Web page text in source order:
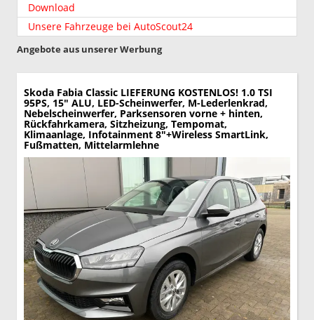
Download
Unsere Fahrzeuge bei AutoScout24
Angebote aus unserer Werbung
Skoda Fabia Classic LIEFERUNG KOSTENLOS! 1.0 TSI
95PS, 15" ALU, LED-Scheinwerfer, M-Lederlenkrad,
Nebelscheinwerfer, Parksensoren vorne + hinten,
Rückfahrkamera, Sitzheizung, Tempomat,
Klimaanlage, Infotainment 8"+Wireless SmartLink,
Fußmatten, Mittelarmlehne